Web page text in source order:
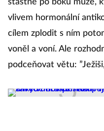
šťastně po boku muže,
vlivem hormonální
cílem zplodit s ním
voněl a voní. Ale
podceňovat větu: